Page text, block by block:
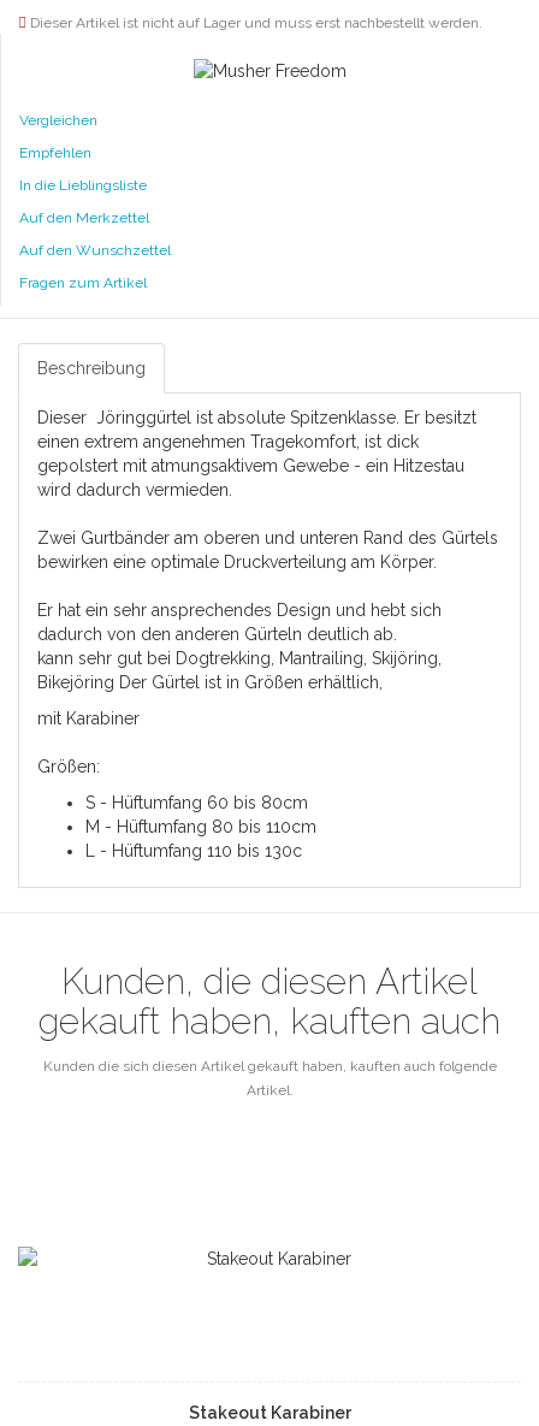
Dieser Artikel ist nicht auf Lager und muss erst nachbestellt werden.
Vergleichen
Empfehlen
In die Lieblingsliste
Auf den Merkzettel
Auf den Wunschzettel
Fragen zum Artikel
Beschreibung
Dieser Jöringgürtel ist absolute Spitzenklasse. Er besitzt
einen extrem angenehmen Tragekomfort, ist dick
gepolstert mit atmungsaktivem Gewebe - ein Hitzestau
wird dadurch vermieden.
Zwei Gurtbänder am oberen und unteren Rand des Gürtels
bewirken eine optimale Druckverteilung am Körper.
Er hat ein sehr ansprechendes Design und hebt sich
dadurch von den anderen Gürteln deutlich ab.
kann sehr gut bei Dogtrekking, Mantrailing, Skijöring,
Bikejöring Der Gürtel ist in Größen erhältlich,
mit Karabiner
Größen:
S - Hüftumfang 60 bis 80cm
M - Hüftumfang 80 bis 110cm
L - Hüftumfang 110 bis 130c
Kunden, die diesen Artikel
gekauft haben, kauften auch
Kunden die sich diesen Artikel gekauft haben, kauften auch folgende
Artikel.
Stakeout Karabiner